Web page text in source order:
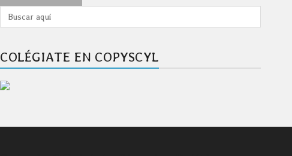
COLÉGIATE EN COPYSCYL